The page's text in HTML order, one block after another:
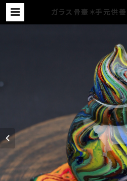
ガラス骨壷＊手元供